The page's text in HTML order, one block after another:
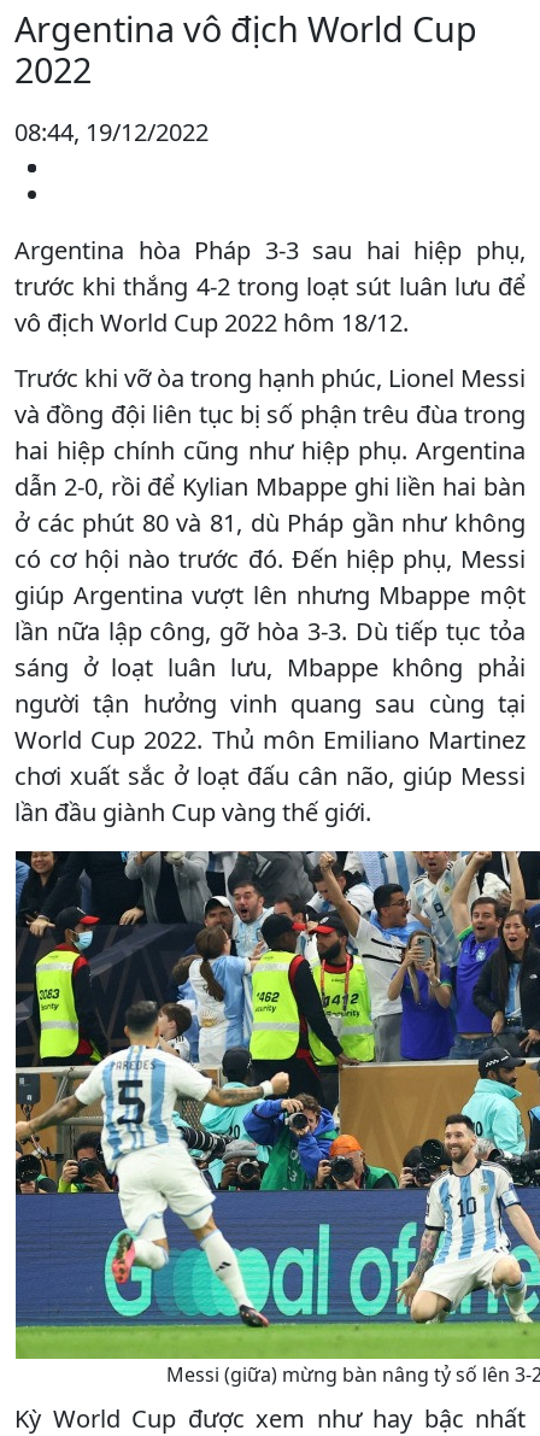
Argentina vô địch World Cup
2022
08:44, 19/12/2022
Argentina hòa Pháp 3-3 sau hai hiệp phụ,
trước khi thắng 4-2 trong loạt sút luân lưu để
vô địch World Cup 2022 hôm 18/12.
Trước khi vỡ òa trong hạnh phúc, Lionel Messi
và đồng đội liên tục bị số phận trêu đùa trong
hai hiệp chính cũng như hiệp phụ. Argentina
dẫn 2-0, rồi để Kylian Mbappe ghi liền hai bàn
ở các phút 80 và 81, dù Pháp gần như không
có cơ hội nào trước đó. Đến hiệp phụ, Messi
giúp Argentina vượt lên nhưng Mbappe một
lần nữa lập công, gỡ hòa 3-3. Dù tiếp tục tỏa
sáng ở loạt luân lưu, Mbappe không phải
người tận hưởng vinh quang sau cùng tại
World Cup 2022. Thủ môn Emiliano Martinez
chơi xuất sắc ở loạt đấu cân não, giúp Messi
lần đầu giành Cup vàng thế giới.
Messi (giữa) mừng bàn nâng tỷ số lên
Kỳ World Cup được xem như hay bậc nhất